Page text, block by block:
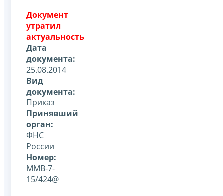
Документ
утратил
актуальность
Дата
документа:
25.08.2014
Вид
документа:
Приказ
Принявший
орган:
ФНС
России
Номер:
ММВ-7-
15/424@